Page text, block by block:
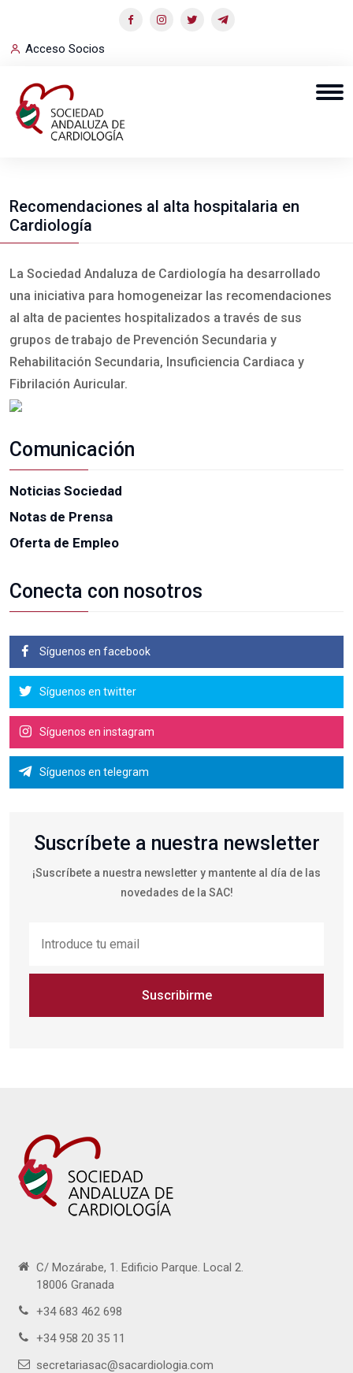
Acceso Socios
Recomendaciones al alta hospitalaria en
Cardiología
La Sociedad Andaluza de Cardiología ha desarrollado
una iniciativa para homogeneizar las recomendaciones
al alta de pacientes hospitalizados a través de sus
grupos de trabajo de Prevención Secundaria y
Rehabilitación Secundaria, Insuficiencia Cardiaca y
Fibrilación Auricular.
Comunicación
Noticias Sociedad
Notas de Prensa
Oferta de Empleo
Conecta con nosotros
Síguenos en facebook
Síguenos en twitter
Síguenos en instagram
Síguenos en telegram
Suscríbete a nuestra newsletter
¡Suscríbete a nuestra newsletter y mantente al día de las
novedades de la SAC!
Suscribirme
C/ Mozárabe, 1. Edificio Parque. Local 2.
18006 Granada
+34 683 462 698
+34 958 20 35 11
secretariasac@sacardiologia.com